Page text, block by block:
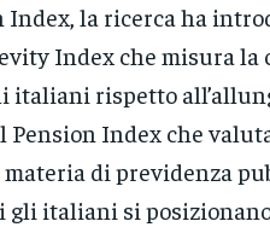
Index, la ricerca ha
Index che misura la
italiani rispetto
Index che
di previdenza
italiani si